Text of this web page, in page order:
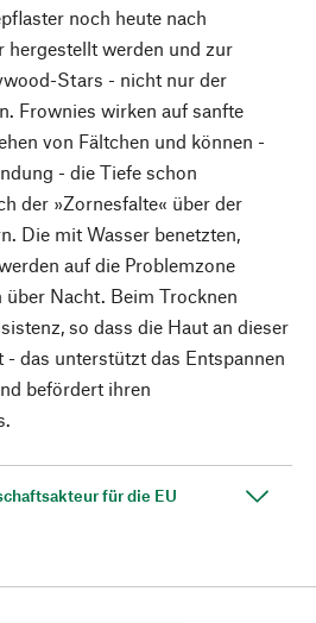
noch heute nach
hergestellt werden und zur
Stars - nicht nur der
Frownies wirken auf sanfte
von Fältchen und können -
- die Tiefe schon
der »Zornesfalte« über der
Die mit Wasser benetzten,
auf die Problemzone
über Nacht. Beim Trocknen
so dass die Haut an dieser
das unterstützt das Entspannen
befördert ihren
für die EU